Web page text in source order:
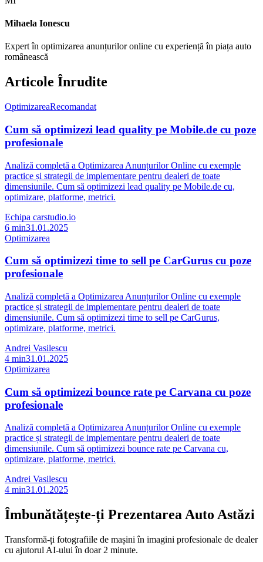
Mihaela Ionescu
Expert în optimizarea anunțurilor online cu experiență în piața auto
românească
Articole Înrudite
OptimizareaRecomandat
Cum să optimizezi lead quality pe Mobile.de cu poze
profesionale
Analiză completă a Optimizarea Anunțurilor Online cu exemple
practice și strategii de implementare pentru dealeri de toate
dimensiunile. Cum să optimizezi lead quality pe Mobile.de cu,
optimizare, platforme, metrici.
Echipa carstudio.io
6 min31.01.2025
Optimizarea
Cum să optimizezi time to sell pe CarGurus cu poze
profesionale
Analiză completă a Optimizarea Anunțurilor Online cu exemple
practice și strategii de implementare pentru dealeri de toate
dimensiunile. Cum să optimizezi time to sell pe CarGurus,
optimizare, platforme, metrici.
Andrei Vasilescu
4 min31.01.2025
Optimizarea
Cum să optimizezi bounce rate pe Carvana cu poze
profesionale
Analiză completă a Optimizarea Anunțurilor Online cu exemple
practice și strategii de implementare pentru dealeri de toate
dimensiunile. Cum să optimizezi bounce rate pe Carvana cu,
optimizare, platforme, metrici.
Andrei Vasilescu
4 min31.01.2025
Îmbunătățește-ți Prezentarea Auto Astăzi
Transformă-ți fotografiile de mașini în imagini profesionale de dealer
cu ajutorul AI-ului în doar 2 minute.